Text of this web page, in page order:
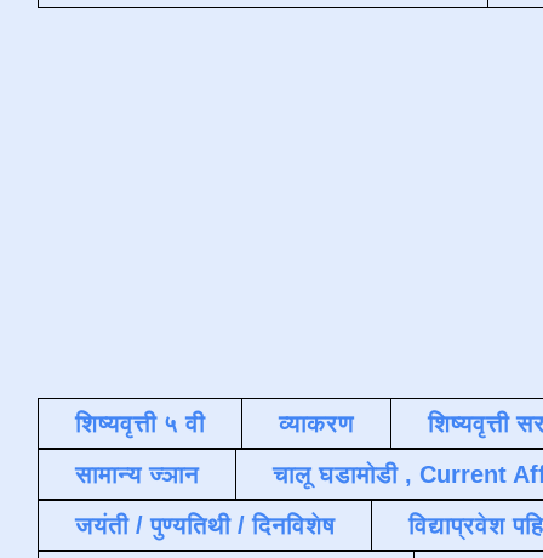
शिष्यवृत्ती ५ वी व्याकरण
शिष्यवृत्ती
सामान्य ज्ञान
चालू घडामोडी , Current
जयंती / पुण्यतिथी / दिनविशेष
विद्याप्रवेश